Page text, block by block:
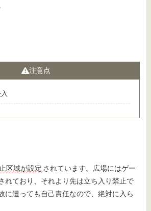
注意点
区域が設定 されています。広場にはゲー
れており、それより先は立ち入り禁止で
に遭っても自己責任なので、絶対に入ら